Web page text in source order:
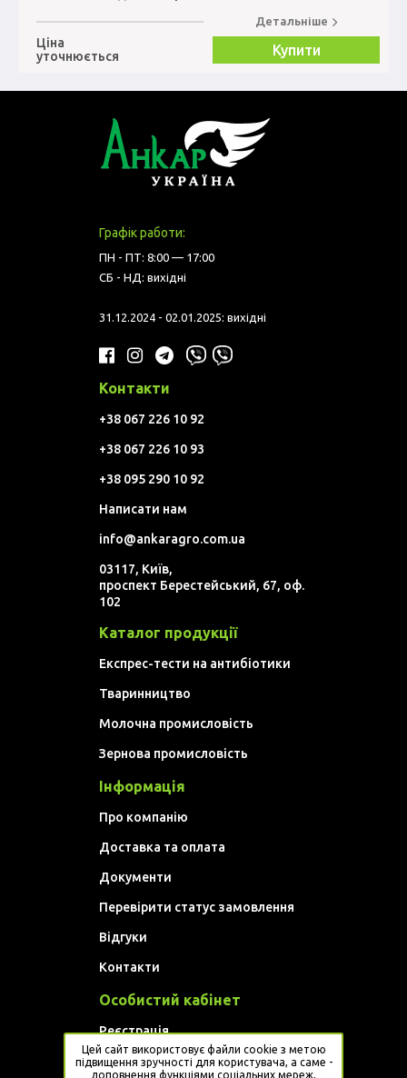
Ціна
уточнюється
Детальніше
Купити
Графік работи:
ПН - ПТ: 8:00 — 17:00
СБ - НД: вихідні
31.12.2024 - 02.01.2025: вихідні
Контакти
+38 067 226 10 92
+38 067 226 10 93
+38 095 290 10 92
Написати нам
info@ankaragro.com.ua
03117, Київ,
проспект Берестейський, 67, оф.
102
Каталог продукції
Експрес-тести на антибіотики
Тваринництво
Молочна промисловість
Зернова промисловість
Інформація
Про компанію
Доставка та оплата
Документи
Перевірити статус замовлення
Відгуки
Контакти
Особистий кабінет
Реєстрація
Увійти
Цей сайт використовує файли cookie з метою
підвищення зручності для користувача, а саме -
доповнення функціями соціальних мереж,